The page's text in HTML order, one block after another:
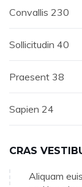
Convallis 230
Sollicitudin 40
Praesent 38
Sapien 24
CRAS
Aliquam